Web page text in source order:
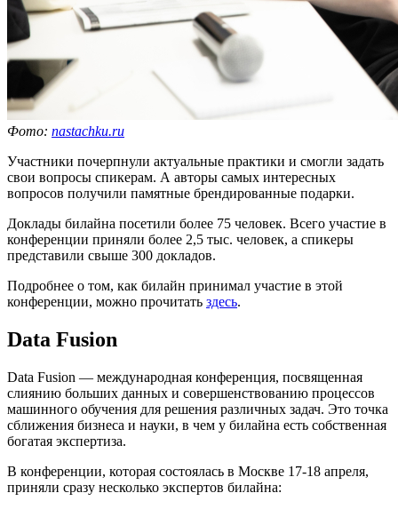
Фото: nastachku.ru
Участники почерпнули актуальные практики и смогли задать
свои вопросы спикерам. А авторы самых интересных
вопросов получили памятные брендированные подарки.
Доклады билайна посетили более 75 человек. Всего участие в
конференции приняли более 2,5 тыс. человек, а спикеры
представили свыше 300 докладов.
Подробнее о том, как билайн принимал участие в этой
конференции, можно прочитать здесь.
Data Fusion
Data Fusion — международная конференция, посвященная
слиянию больших данных и совершенствованию процессов
машинного обучения для решения различных задач. Это точка
сближения бизнеса и науки, в чем у билайна есть собственная
богатая экспертиза.
В конференции, которая состоялась в Москве 17-18 апреля,
приняли сразу несколько экспертов билайна: